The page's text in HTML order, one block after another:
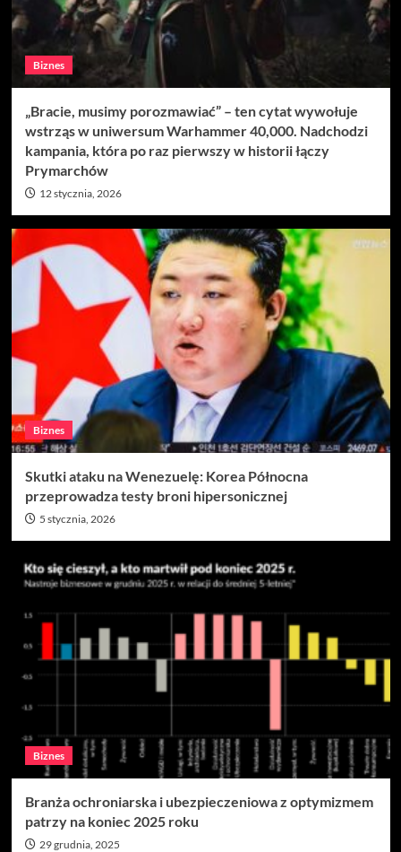
Biznes
„Bracie, musimy porozmawiać” – ten cytat wywołuje
wstrząs w uniwersum Warhammer 40,000. Nadchodzi
kampania, która po raz pierwszy w historii łączy
Prymarchów
12 stycznia, 2026
Biznes
Skutki ataku na Wenezuelę: Korea Północna
przeprowadza testy broni hipersonicznej
5 stycznia, 2026
Biznes
Branża ochroniarska i ubezpieczeniowa z optymizmem
patrzy na koniec 2025 roku
29 grudnia, 2025